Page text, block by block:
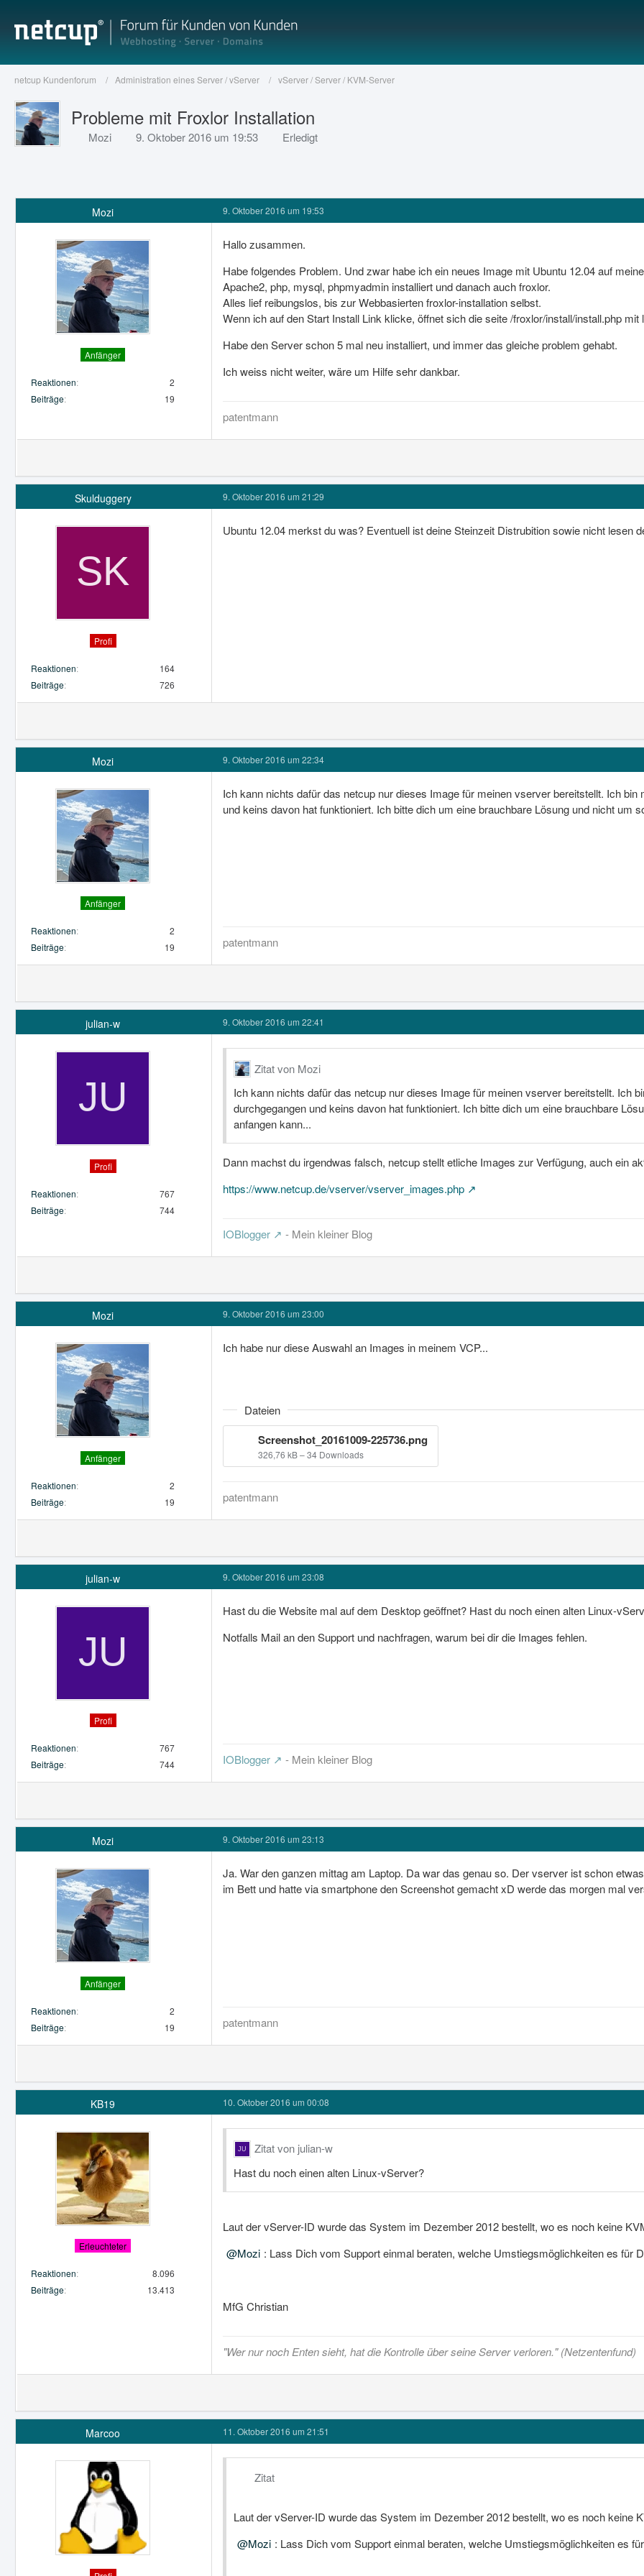
netcup Kundenforum Administration eines Server / vServer vServer / Server / KVM-Server
Probleme mit Froxlor Installation
Mozi 9. Oktober 2016 um 19:53 Erledigt
Mozi
Anfänger
Reaktionen
2
Beiträge
19
9. Oktober 2016 um 19:53
Hallo zusammen.
Habe folgendes Problem. Und zwar habe ich ein neues Image mit Ubuntu 12.04 auf
Apache2, php, mysql, phpmyadmin installiert und danach auch froxlor.
Alles lief reibungslos, bis zur Webbasierten froxlor-installation selbst.
Wenn ich auf den Start Install Link klicke, öffnet sich die seite /froxlor/install/install.php mit
Habe den Server schon 5 mal neu installiert, und immer das gleiche problem gehabt.
Ich weiss nicht weiter, wäre um Hilfe sehr dankbar.
patentmann
Skulduggery
Profi
Reaktionen
164
Beiträge
726
9. Oktober 2016 um 21:29
Ubuntu 12.04 merkst du was? Eventuell ist deine Steinzeit Distrubition sowie nicht lesen
Mozi
Anfänger
Reaktionen
2
Beiträge
19
9. Oktober 2016 um 22:34
Ich kann nichts dafür das netcup nur dieses Image für meinen vserver bereitstellt. Ich
und keins davon hat funktioniert. Ich bitte dich um eine brauchbare Lösung und nicht um
patentmann
julian-w
Profi
Reaktionen
767
Beiträge
744
9. Oktober 2016 um 22:41
Zitat von Mozi
Ich kann nichts dafür das netcup nur dieses Image für meinen vserver bereitstellt. Ich
durchgegangen und keins davon hat funktioniert. Ich bitte dich um eine brauchbare
anfangen kann...
Dann machst du irgendwas falsch, netcup stellt etliche Images zur Verfügung, auch ein
https://www.netcup.de/vserver/vserver_images.php
IOBlogger - Mein kleiner Blog
Mozi
Anfänger
Reaktionen
2
Beiträge
19
9. Oktober 2016 um 23:00
Ich habe nur diese Auswahl an Images in meinem VCP...
Dateien
Screenshot_20161009-225736.png
326,76 kB – 34 Downloads
patentmann
julian-w
Profi
Reaktionen
767
Beiträge
744
9. Oktober 2016 um 23:08
Hast du die Website mal auf dem Desktop geöffnet? Hast du noch einen alten Linux-
Notfalls Mail an den Support und nachfragen, warum bei dir die Images fehlen.
IOBlogger - Mein kleiner Blog
Mozi
Anfänger
Reaktionen
2
Beiträge
19
9. Oktober 2016 um 23:13
Ja. War den ganzen mittag am Laptop. Da war das genau so. Der vserver ist schon
im Bett und hatte via smartphone den Screenshot gemacht xD werde das morgen mal
patentmann
KB19
Erleuchteter
Reaktionen
8.096
Beiträge
13.413
10. Oktober 2016 um 00:08
Zitat von julian-w
Hast du noch einen alten Linux-vServer?
Laut der vServer-ID wurde das System im Dezember 2012 bestellt, wo es noch keine
Mozi : Lass Dich vom Support einmal beraten, welche Umstiegsmöglichkeiten es für
MfG Christian
"Wer nur noch Enten sieht, hat die Kontrolle über seine Server verloren." (Netzentenfund)
Marcoo 11. Oktober 2016 um 21:51
Zitat
Laut der vServer-ID wurde das System im Dezember 2012 bestellt, wo es noch keine
Mozi : Lass Dich vom Support einmal beraten, welche Umstiegsmöglichkeiten es